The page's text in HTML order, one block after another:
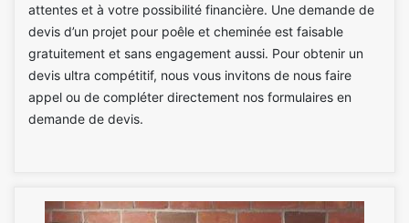
attentes et à votre possibilité financière. Une demande de
devis d’un projet pour poêle et cheminée est faisable
gratuitement et sans engagement aussi. Pour obtenir un
devis ultra compétitif, nous vous invitons de nous faire
appel ou de compléter directement nos formulaires en
demande de devis.